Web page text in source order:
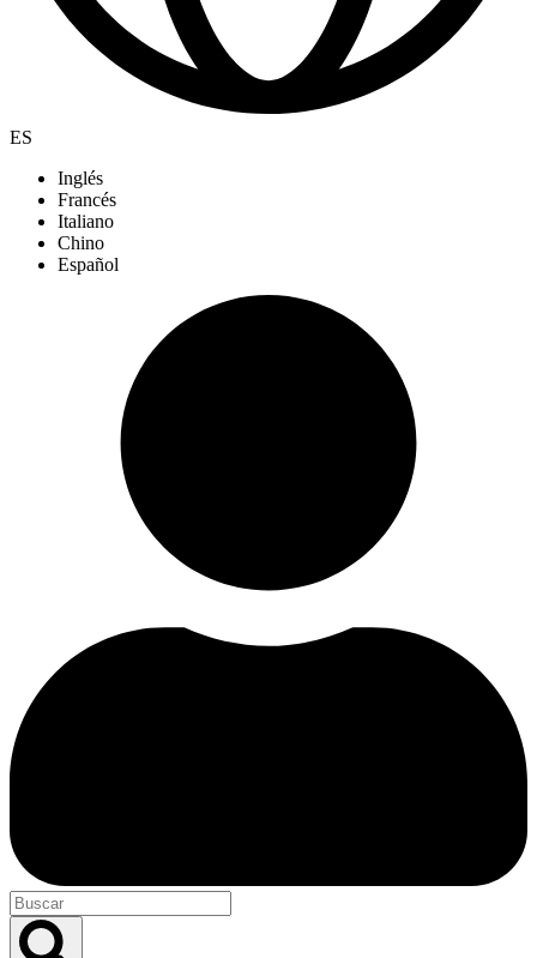
ES
Inglés
Francés
Italiano
Chino
Español